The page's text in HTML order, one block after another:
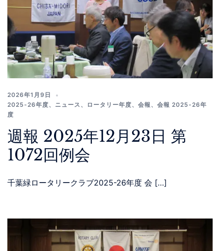
2026年1月9日
2025-26年度、 ニュース 、 ロータリー年度、 会報 、 会報 2025-26年
度
週報 2025年12月23日 第
1072回例会
千葉緑ロータリークラブ2025-26年度 会 […]